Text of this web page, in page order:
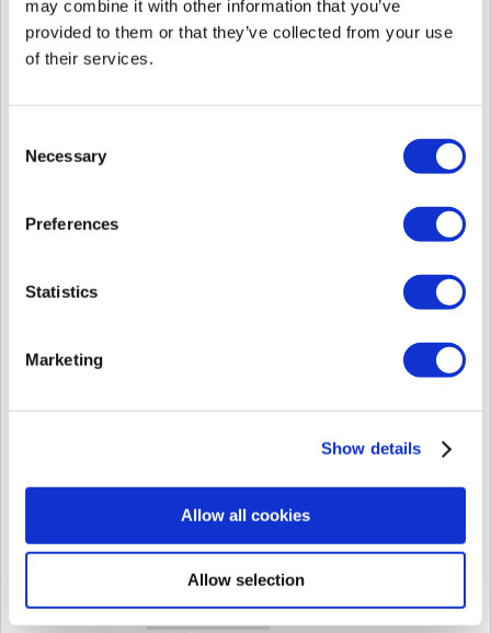
may combine it with other information that you’ve
provided to them or that they’ve collected from your use
of their services.
Selection
Necessary
Preferences
Statistics
Marketing
Show details
Allow all cookies
Allow selection
XS2-QDPB y XS2-QAPB están disponibles para escanear QR o código de
barras. Compruebe el nombre del producto y añada el dispositivo a
Paso 3: Vaya al menú USUARIO y agregue QR
Para generar el código QR de BioStar 2, vaya a USUARIO.
Haga clic en [QR/código de barras] en Credencial